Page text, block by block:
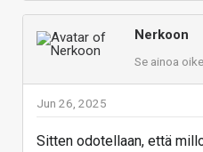
Nerkoon
Se ainoa
Jun 26, 2025
Sitten odotellaan, että